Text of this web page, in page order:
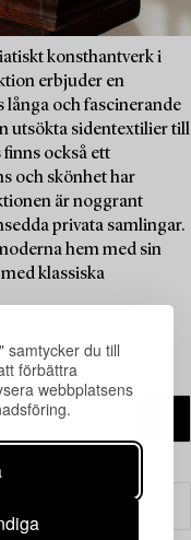
samtycker du till
förbättra
webbplatsens
konsthantverk i
erbjuder en
långa och fascinerande
utsökta sidentextilier till
också ett
och skönhet har
är noggrant
privata samlingar.
hem med sin
klassiska